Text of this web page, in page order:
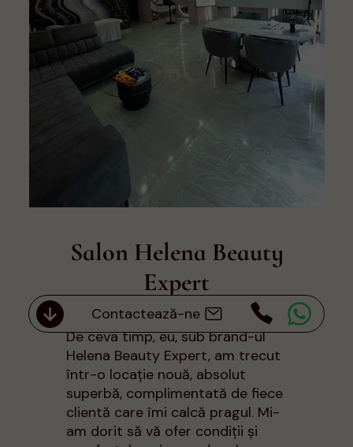
Contactează-ne
01 aprilie 2023
Salon Helena Beauty
Expert
De ceva timp, eu, sub brand-ul
Helena Beauty Expert, am trecut
într-o locație nouă, absolut
superbă, complimentată de fiece
clientă care îmi calcă pragul. Mi-
am dorit să vă ofer condiții și